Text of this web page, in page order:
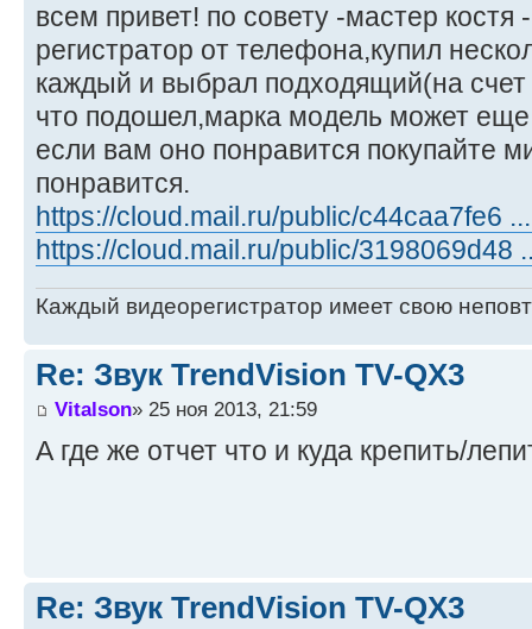
всем привет! по совету -мастер
регистратор от телефона,купил
каждый и выбрал подходящий(на счет
что подошел,марка модель может
если вам оно понравится покупайте
понравится.
https://cloud.mail.ru/public/c44caa7fe6
https://cloud.mail.ru/public/3198069d48
Каждый видеорегистратор имеет свою
Re: Звук TrendVision TV-QX3
Vitalson» 25 ноя 2013, 21:59
А где же отчет что и куда крепить/
Re: Звук TrendVision TV-QX3